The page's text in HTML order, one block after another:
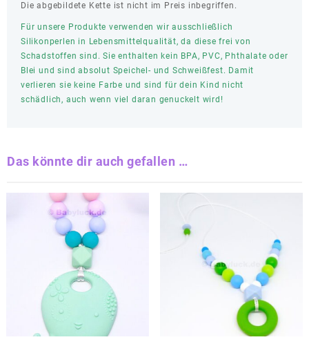
Die abgebildete Kette ist nicht im Preis inbegriffen.
Für unsere Produkte verwenden wir ausschließlich
Silikonperlen in Lebensmittelqualität, da diese frei von
Schadstoffen sind. Sie enthalten kein BPA, PVC, Phthalate oder
Blei und sind absolut Speichel- und Schweißfest. Damit
verlieren sie keine Farbe und sind für dein Kind nicht
schädlich, auch wenn viel daran genuckelt wird!
Das könnte dir auch gefallen …